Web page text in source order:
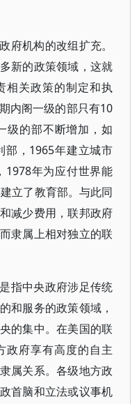
府机构的改组扩充。
新的政策领域，这就
相关政策的制定和执
内阁一级的部只有10
级的部不断增加，如
部，1965年建立城市
1978年为应付世界能
立了教育部。与此同
减少费用，联邦政府
隶属上相对独立的联
指中央政府涉足传统
和服务的政策领域，
的集中。在美国的联
政府享有高度的自主
属关系。各级地方政
首脑和立法或议事机